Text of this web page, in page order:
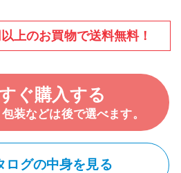
上のお買物で送料無料！
ぐ購入する
装などは後で選べます。
ログの中身を見る